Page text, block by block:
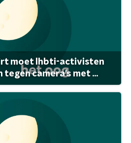
moet lhbti-activisten
tegen camera's met ...